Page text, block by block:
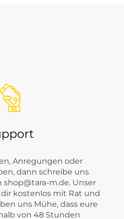
Hosen
Anregungen oder
dann schreibe uns
shop@tara-m.de. Unser
kostenlos mit Rat und
uns Mühe, dass eure
von 48 Stunden